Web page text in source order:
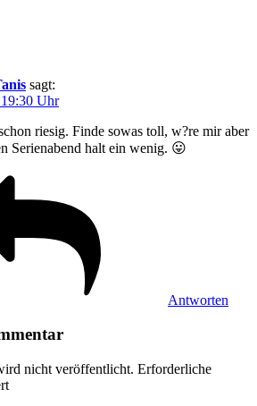
sagt:
Uhr
riesig. Finde sowas toll, w?re mir aber
Serienabend halt ein wenig. 😛
Antworten
nicht veröffentlicht. Erforderliche